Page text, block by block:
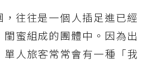
往往是一個人插足進已經
蜜組成的團體中。因為出
人旅客常常會有一種「我